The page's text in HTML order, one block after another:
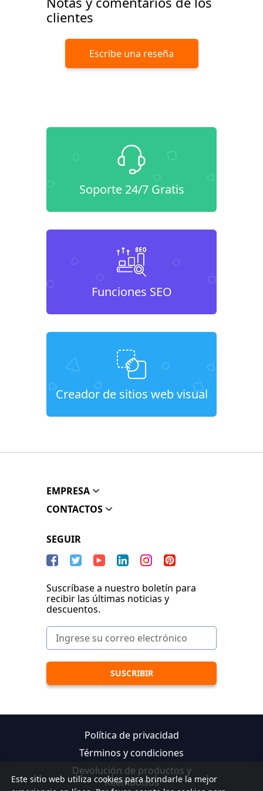
clientes
Escribe una reseña
Soporte 24/7 Gratis
Funciones SEO
Creador de sitios web visual
Este sitio web utiliza cookies para brindarle la mejor
EMPRESA
CONTACTOS
SEGUIR
Suscríbase a nuestro boletín para
recibir las últimas noticias y
descuentos.
Política de privacidad
Términos y condiciones
Devolución de productos y
Reembolsos